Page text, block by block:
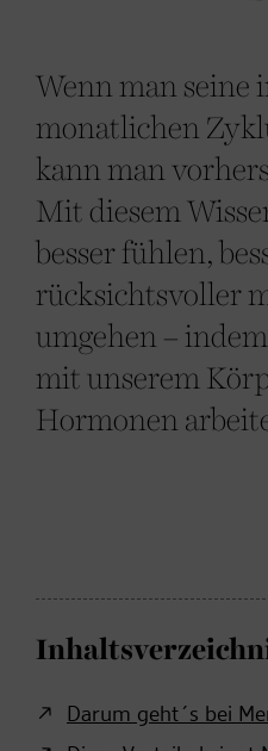
Wenn man seine
monatlichen
kann man
Mit diesem
besser fühlen,
rücksichtsvoller
umgehen –
mit unserem
Hormonen
Darum geht´s bei